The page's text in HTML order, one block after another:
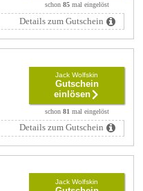
schon 85mal eingelöst
Details zum Gutschein
Jack Wolfskin
Gutschein
einlösen
schon 81 mal eingelöst
Details zum Gutschein
Jack Wolfskin